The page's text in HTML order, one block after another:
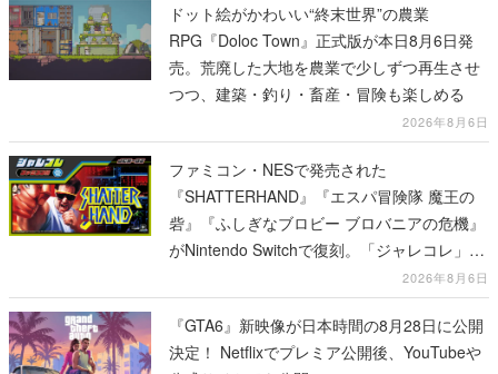
ドット絵がかわいい“終末世界”の農業
RPG『Doloc Town』正式版が本日8月6日発
売。荒廃した大地を農業で少しずつ再生させ
つつ、建築・釣り・畜産・冒険も楽しめる
2026年8月6日
ファミコン・NESで発売された
『SHATTERHAND』『エスパ冒険隊 魔王の
砦』『ふしぎなブロビー ブロバニアの危機』
がNintendo Switchで復刻。「ジャレコレ」シ
2026年8月6日
『GTA6』新映像が日本時間の8月28日に公開
決定！ Netflixでプレミア公開後、YouTubeや